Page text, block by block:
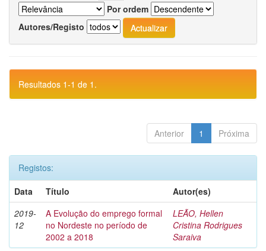
Por ordem
Autores/Registo
Resultados 1-1 de 1.
Anterior 1 Próxima
Registos:
Data
Título
Autor(es)
2019-
12
A Evolução do emprego formal
no Nordeste no período de
2002 a 2018
LEÃO, Hellen
Cristina Rodrigues
Saraiva